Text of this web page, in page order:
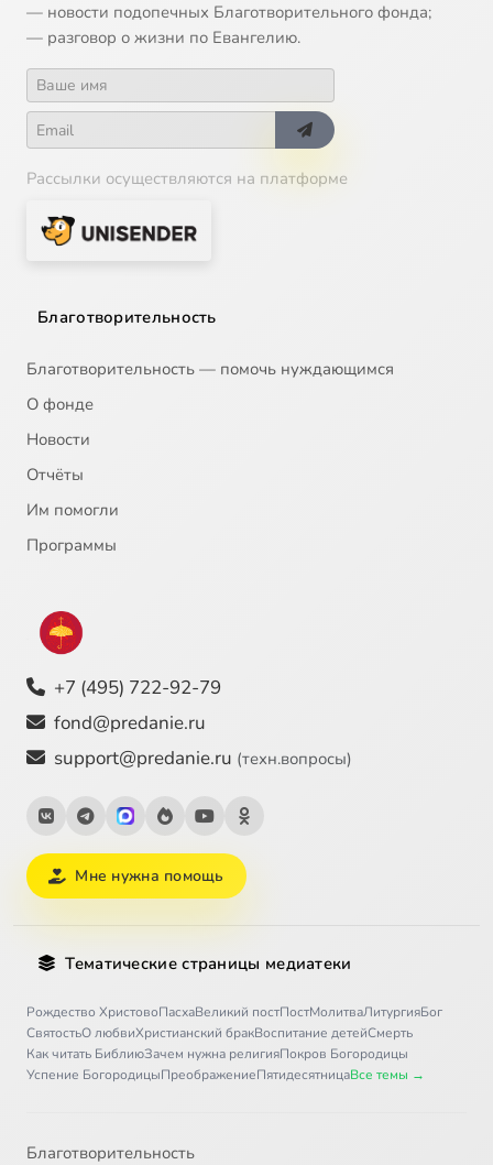
— новости подопечных Благотворительного фонда;
— разговор о жизни по Евангелию.
Рассылки осуществляются на платформе
Благотворительность
Благотворительность — помочь нуждающимся
О фонде
Новости
Отчёты
Им помогли
Программы
+7 (495) 722-92-79
fond@predanie.ru
support@predanie.ru (техн.вопросы)
Мне нужна помощь
Тематические страницы медиатеки
Рождество ХристовоПасхаВеликий постПостМолитваЛитургияБог
СвятостьО любвиХристианский бракВоспитание детейСмерть
Как читать БиблиюЗачем нужна религияПокров Богородицы
Успение БогородицыПреображениеПятидесятницаВсе темы →
Благотворительность